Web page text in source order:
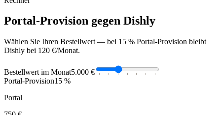
Portal-Provision gegen Dishly
Wählen Sie Ihren Bestellwert — bei 15 % Portal-Provision bleibt
Dishly bei 120 €/Monat.
Bestellwert im Monat5.000 €
Portal-Provision15 %
Portal